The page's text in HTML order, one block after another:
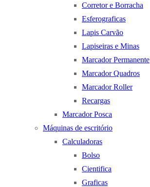
Corretor e Borracha
Esferograficas
Lapis Carvão
Lapiseiras e Minas
Marcador Permanente
Marcador Quadros
Marcador Roller
Recargas
Marcador Posca
Máquinas de escritório
Calculadoras
Bolso
Cientifica
Graficas